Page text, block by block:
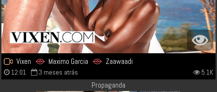
Vixen Maximo Garcia Zaawaadi
12:01 3 meses atrás 5.1K
Propaganda